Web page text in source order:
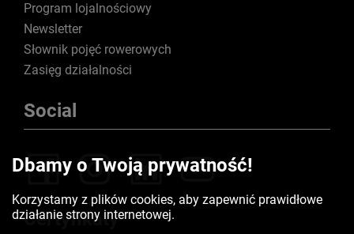
Program lojalnościowy
Newsletter
Słownik pojęć rowerowych
Zasięg działalności
Social
Certyfikaty
Dbamy o Twoją prywatność!
Korzystamy z plików cookies, aby zapewnić prawidłowe
działanie strony internetowej.